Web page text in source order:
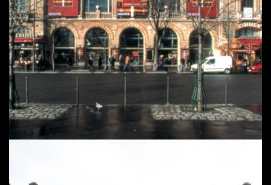
THÉÂTRE DU CHÂTELET | PARIS